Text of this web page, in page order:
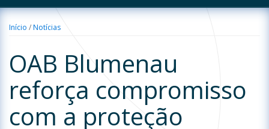
Início /Notícias
OAB Blumenau
reforça compromisso
com a proteção